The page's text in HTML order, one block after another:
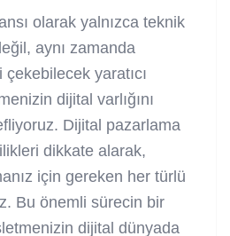
olarak yalnızca teknik
aynı zamanda
çekebilecek yaratıcı
dijital varlığını
Dijital pazarlama
dikkate alarak,
için gereken her türlü
Bu önemli sürecin bir
dijital dünyada